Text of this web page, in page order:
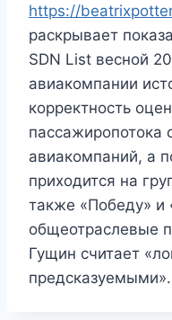
https://
раскрывает
SDN List весной
авиакомпании
корректность
пассажиропотока
авиакомпаний, а
приходится на
также «Победу» и
общеотраслевые
Гущин считает
предсказуемыми».